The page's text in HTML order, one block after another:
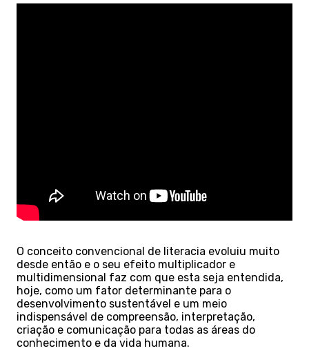
O conceito convencional de literacia evoluiu muito
desde então e o seu efeito multiplicador e
multidimensional faz com que esta seja entendida,
hoje, como um fator determinante para o
desenvolvimento sustentável e um meio
indispensável de compreensão, interpretação,
criação e comunicação para todas as áreas do
conhecimento e da vida humana.